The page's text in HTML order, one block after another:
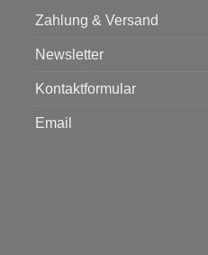
Zahlung & Versand
Newsletter
Kontaktformular
Email